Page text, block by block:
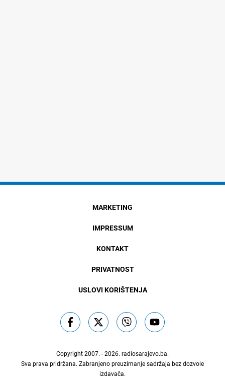
MARKETING
IMPRESSUM
KONTAKT
PRIVATNOST
USLOVI KORIŠTENJA
Copyright 2007. - 2026. radiosarajevo.ba.
Sva prava pridržana. Zabranjeno preuzimanje sadržaja bez dozvole
izdavača.